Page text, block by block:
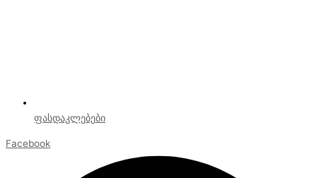
ფასდაკლებები
Facebook